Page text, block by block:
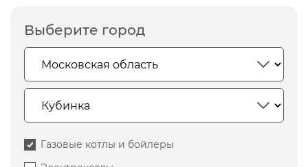
Выберите город
Газовые котлы и бойлеры